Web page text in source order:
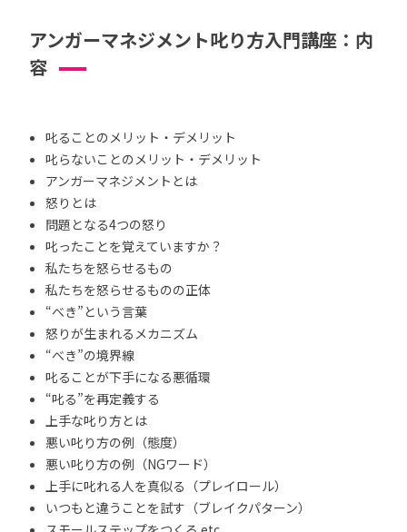
アンガーマネジメント叱り方入門講座：内
容
叱ることのメリット・デメリット
叱らないことのメリット・デメリット
アンガーマネジメントとは
怒りとは
問題となる4つの怒り
叱ったことを覚えていますか？
私たちを怒らせるもの
私たちを怒らせるものの正体
“べき”という言葉
怒りが生まれるメカニズム
“べき”の境界線
叱ることが下手になる悪循環
“叱る”を再定義する
上手な叱り方とは
悪い叱り方の例（態度）
悪い叱り方の例（NGワード）
上手に叱れる人を真似る（プレイロール）
いつもと違うことを試す（ブレイクパターン）